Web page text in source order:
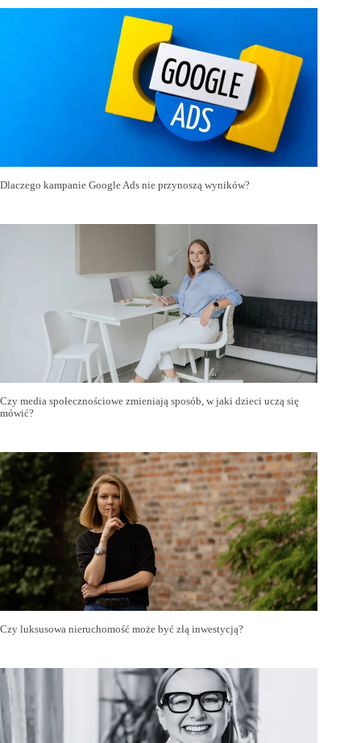
Dlaczego kampanie Google Ads nie przynoszą wyników?
Czy media społecznościowe zmieniają sposób, w jaki dzieci uczą się
mówić?
Czy luksusowa nieruchomość może być złą inwestycją?